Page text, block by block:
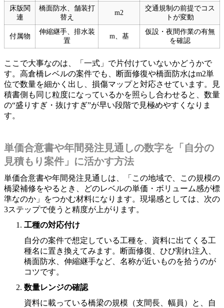
床版関
連
橋面防水、舗装打
替え
m2
交通規制の前提でコス
トが変動
付属物
伸縮継手、排水装
置
m、基
仮設・夜間作業の有無
を確認
ここで大事なのは、「一式」で片付けていないかどうかで
す。高倉橋レベルの案件でも、断面修復や橋面防水はm2単
位で数量を細かく出し、損傷マップと対応させています。見
積書側も同じ粒度になっているかを照らし合わせると、数量
の“盛りすぎ・抜けすぎ”が早い段階で見極めやすくなりま
す。
単価合意書や年間発注見通しの数字を「自分の
見積もり案件」に活かす方法
単価合意書や年間発注見通しは、「この地域で、この規模の
橋梁補修をやるとき、どのレベルの単価・ボリューム感が標
準なのか」をつかむ材料になります。現場感としては、次の
3ステップで使うと精度が上がります。
工種の対応付け
自分の案件で想定している工種を、資料に出てくる工
種名に置き換えてみます。断面修復、ひび割れ注入、
橋面防水、伸縮継手など、名称が近いものを拾うのが
コツです。
数量レンジの確認
資料に載っている橋梁の規模（支間長、幅員）と、自